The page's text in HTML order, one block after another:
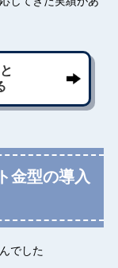
金型の導入
でした